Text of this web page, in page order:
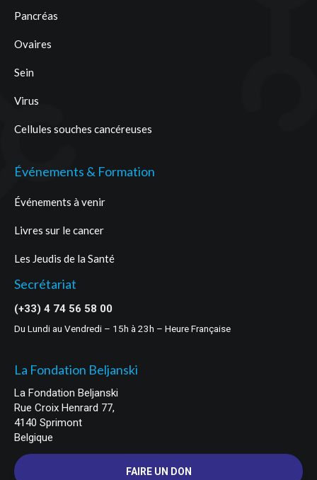
Pancréas
Ovaires
Sein
Virus
Cellules souches cancéreuses
Événements & Formation
Événements à venir
Livres sur le cancer
Les Jeudis de la Santé
Secrétariat
(+33) 4 74 56 58 00
Du Lundi au Vendredi – 15h à 23h – Heure Française
La Fondation Beljanski
La Fondation Beljanski
Rue Croix Henrard 77,
4140 Sprimont
Belgique
FAIRE UN DON